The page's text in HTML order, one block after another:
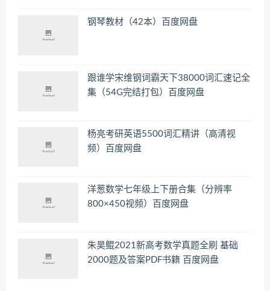
钢琴教材（42本）百度网盘
跟谁学宋维钢词霸天下38000词汇速记全
集（54G完结打包）百度网盘
杨亮考研英语5500词汇精讲（高清视
频）百度网盘
洋葱数学七年级上下册合集（分辨率
800×450视频）百度网盘
朱昊鲲2021新高考数学真题全刷 基础
2000题及答案PDF书籍 百度网盘